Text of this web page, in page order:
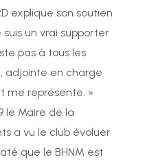
explique son soutien
suis un vrai supporter
pas à tous les
adjointe en charge
me représente. »
le Maire de la
a vu le club évoluer
que le BHNM est